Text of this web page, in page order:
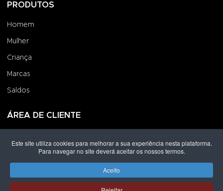
PRODUTOS
Homem
Mulher
Criança
Marcas
Saldos
ÁREA DE CLIENTE
Criar uma Conta
Direitos de autor © 2026 Grupo Lpoint® Footwear & Co.. Todos os
Este site utiliza cookies para melhorar a sua experiência nesta plataforma.
Para navegar no site deverá aceitar os nossos termos.
Aceito